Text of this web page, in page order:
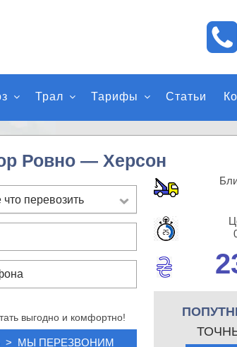
к
п
о
й
у
Трал Тарифы Статьи
Ровно — Херсон
перевозить
выгодно и комфортно!